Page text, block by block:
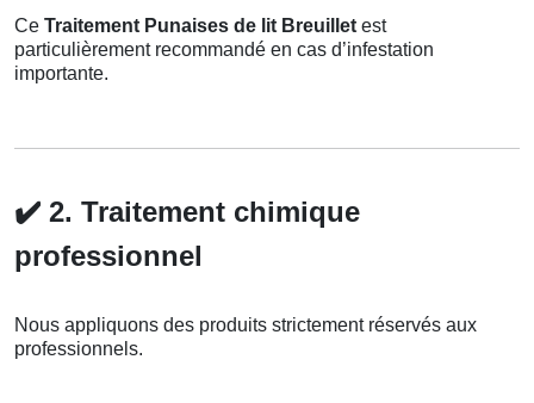
Ce Traitement Punaises de lit Breuillet est
particulièrement recommandé en cas d’infestation
importante.
✔️ 2. Traitement chimique
professionnel
Nous appliquons des produits strictement réservés aux
professionnels.